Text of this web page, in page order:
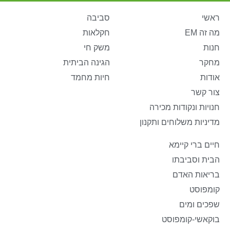
ראשי
מה זה EM
חנות
מחקר
אודות
צור קשר
חנויות ונקודות מכירה
מדיניות משלוחים ותקנון
סביבה
חקלאות
משק חי
הגינה הביתית
חיות מחמד
חיים ברי קיימא
הבית וסביבתו
בריאות האדם
קומפוסט
שפכים ומים
בוקאשי-קומפוסט